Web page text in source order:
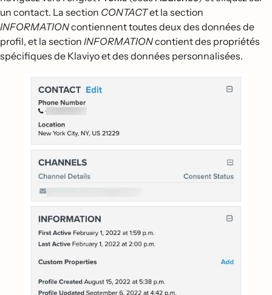
un contact. La section CONTACTet la section
INFORMATIONcontiennent toutes deux des données de
profil, et la section INFORMATIONcontient des propriétés
spécifiques de Klaviyo et des données personnalisées.